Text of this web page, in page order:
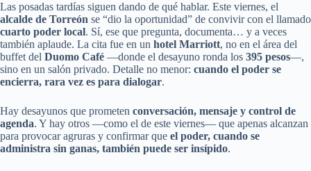
Las posadas tardías siguen dando de qué hablar. Este viernes, el
alcalde de Torreón se “dio la oportunidad” de convivir con el llamado
cuarto poder local. Sí, ese que pregunta, documenta… y a veces
también aplaude. La cita fue en un hotel Marriott, no en el área del
buffet del Duomo Café —donde el desayuno ronda los 395 pesos—,
sino en un salón privado. Detalle no menor: cuando el poder se
encierra, rara vez es para dialogar.
Hay desayunos que prometen conversación, mensaje y control de
agenda. Y hay otros —como el de este viernes— que apenas alcanzan
para provocar agruras y confirmar que el poder, cuando se
administra sin ganas, también puede ser insípido.